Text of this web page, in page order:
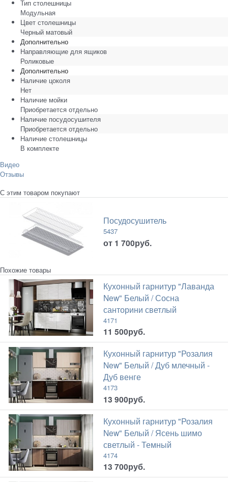
Тип столешницы
Модульная
Цвет столешницы
Черный матовый
Дополнительно
Направляющие для ящиков
Роликовые
Дополнительно
Наличие цоколя
Нет
Наличие мойки
Приобретается отдельно
Наличие посудосушителя
Приобретается отдельно
Наличие столешницы
В комплекте
Видео
Отзывы
С этим товаром покупают
Посудосушитель
5437
от 1 700руб.
Похожие товары
Кухонный гарнитур "Лаванда
New" Белый / Сосна
санторини светлый
4171
11 500руб.
Кухонный гарнитур "Розалия
New" Белый / Дуб млечный -
Дуб венге
4173
13 900руб.
Кухонный гарнитур "Розалия
New" Белый / Ясень шимо
светлый - Темный
4174
13 700руб.